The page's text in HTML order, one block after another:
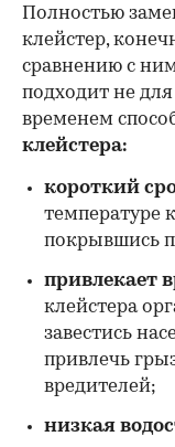
Полностью
клейстер,
сравнению с
подходит не для
временем
клейстера:
короткий
температуре
покрывшись
привлекает
клейстера
завестись
привлечь
вредителей;
низкая